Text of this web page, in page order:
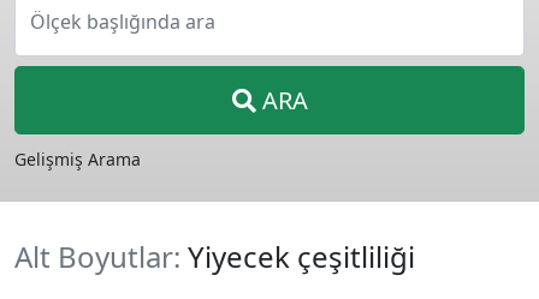
Ölçek başlığında ara
ARA
Gelişmiş Arama
Alt Boyutlar: Yiyecek çeşitliliği